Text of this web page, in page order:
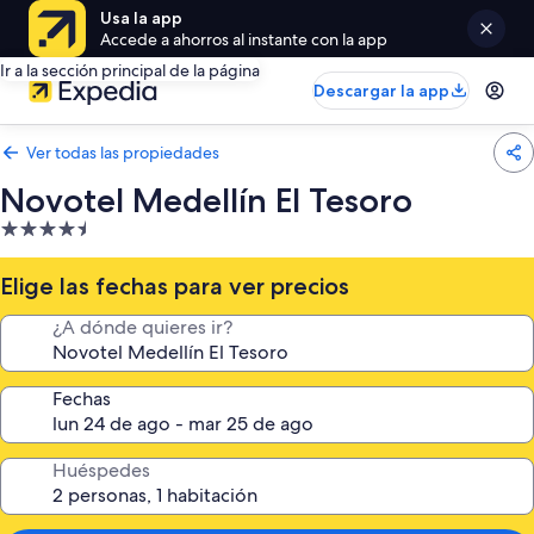
Usa la app
Accede a ahorros al instante con la app
Ir a la sección principal de la página
Descargar la app
Ver todas las propiedades
Novotel Medellín El Tesoro
Propiedad
de
4.5
estrellas
Elige las fechas para ver precios
¿A dónde quieres ir?
Fechas
Huéspedes